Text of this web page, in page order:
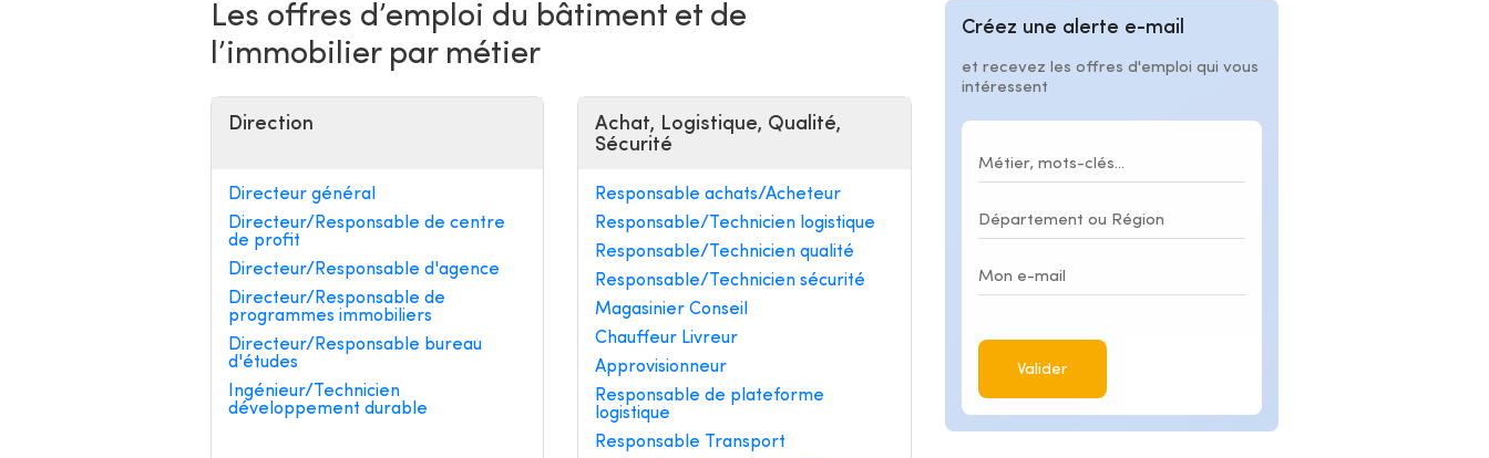
Les offres d’emploi du bâtiment et de
l’immobilier par métier
Direction
Directeur général
Directeur/Responsable de centre
de profit
Directeur/Responsable d'agence
Directeur/Responsable de
programmes immobiliers
Directeur/Responsable bureau
d'études
Ingénieur/Technicien
développement durable
Achat, Logistique, Qualité,
Sécurité
Responsable achats/Acheteur
Responsable/Technicien logistique
Responsable/Technicien qualité
Responsable/Technicien sécurité
Magasinier Conseil
Chauffeur Livreur
Approvisionneur
Responsable de plateforme
logistique
Responsable Transport
Créez une alerte e-mail
et recevez les offres d'emploi qui vous
intéressent
Valider